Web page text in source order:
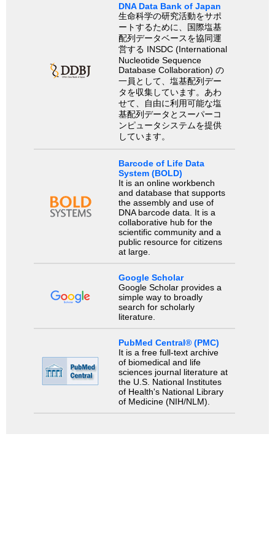
DNA Data Bank of Japan
生命科学の研究活動をサポ
ートするために、国際塩基
配列データベースを協同運
営する INSDC (International
Nucleotide Sequence
Database Collaboration) の
一員として、塩基配列デー
タを収集しています。あわ
せて、自由に利用可能な塩
基配列データとスーパーコ
ンピュータシステムを提供
しています。
Barcode of Life Data
System (BOLD)
It is an online workbench
and database that supports
the assembly and use of
DNA barcode data. It is a
collaborative hub for the
scientific community and a
public resource for citizens
at large.
Google Scholar
Google Scholar provides a
simple way to broadly
search for scholarly
literature.
PubMed Central® (PMC)
It is a free full-text archive
of biomedical and life
sciences journal literature at
the U.S. National Institutes
of Health's National Library
of Medicine (NIH/NLM).